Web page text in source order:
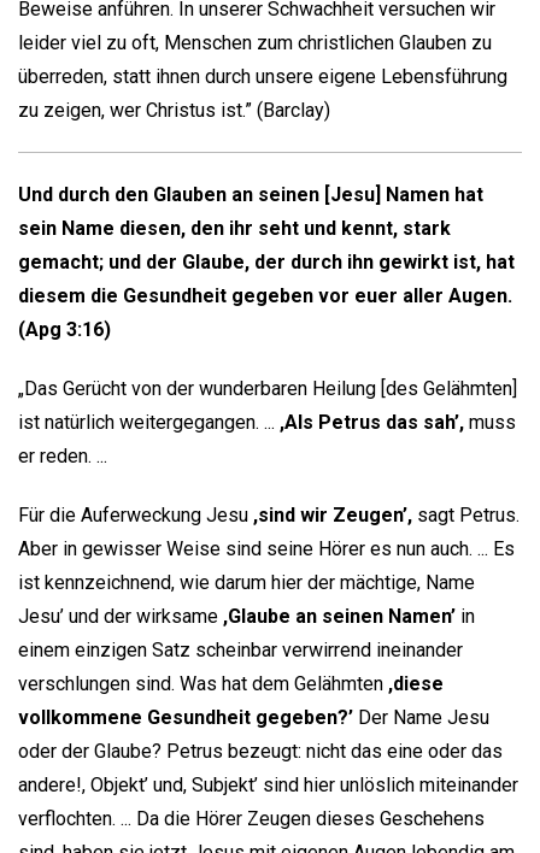
Beweise anführen. In unserer Schwachheit versuchen wir
leider viel zu oft, Menschen zum christlichen Glauben zu
überreden, statt ihnen durch unsere eigene Lebensführung
zu zeigen, wer Christus ist.” (Barclay)
Und durch den Glauben an seinen [Jesu] Namen hat
sein Name diesen, den ihr seht und kennt, stark
gemacht; und der Glaube, der durch ihn gewirkt ist, hat
diesem die Gesundheit gegeben vor euer aller Augen.
(Apg 3:16)
„Das Gerücht von der wunderbaren Heilung [des Gelähmten]
ist natürlich weitergegangen. ... ,Als Petrus das sah’, muss
er reden. ...
Für die Auferweckung Jesu ,sind wir Zeugen’, sagt Petrus.
Aber in gewisser Weise sind seine Hörer es nun auch. ... Es
ist kennzeichnend, wie darum hier der mächtige, Name
Jesu’ und der wirksame ,Glaube an seinen Namen’ in
einem einzigen Satz scheinbar verwirrend ineinander
verschlungen sind. Was hat dem Gelähmten ,diese
vollkommene Gesundheit gegeben?’ Der Name Jesu
oder der Glaube? Petrus bezeugt: nicht das eine oder das
andere!, Objekt’ und, Subjekt’ sind hier unlöslich miteinander
verflochten. ... Da die Hörer Zeugen dieses Geschehens